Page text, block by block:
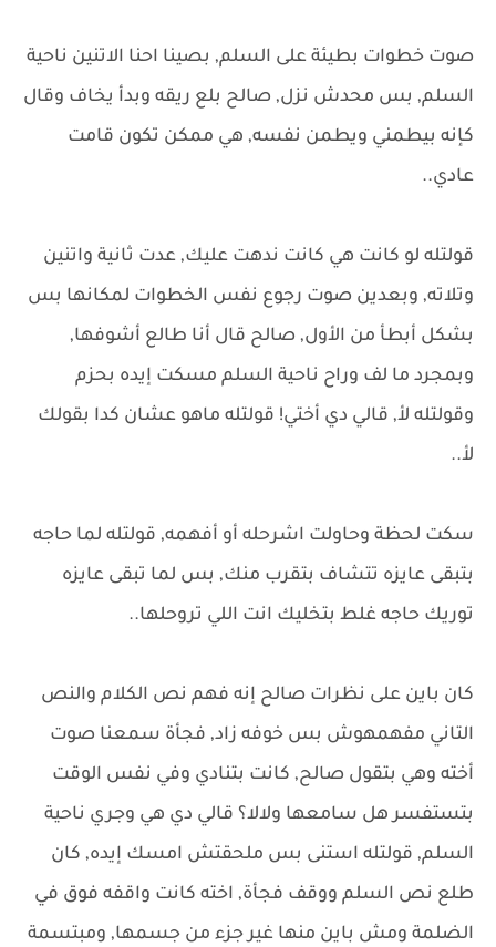
صوت خطوات بطيئة على السلم, بصينا احنا الاتنين ناحية
السلم, بس محدش نزل, صالح بلع ريقه وبدأ يخاف وقال
كإنه بيطمني ويطمن نفسه, هي ممكن تكون قامت
عادي..
قولتله لو كانت هي كانت ندهت عليك, عدت ثانية واتنين
وتلاته, وبعدين صوت رجوع نفس الخطوات لمكانها بس
بشكل أبطأ من الأول, صالح قال أنا طالع أشوفها,
وبمجرد ما لف وراح ناحية السلم مسكت إيده بحزم
وقولتله لأ, قالي دي أختي! قولتله ماهو عشان كدا بقولك
لأ..
سكت لحظة وحاولت اشرحله أو أفهمه, قولتله لما حاجه
بتبقى عايزه تتشاف بتقرب منك, بس لما تبقى عايزه
توريك حاجه غلط بتخليك انت اللي تروحلها..
كان باين على نظرات صالح إنه فهم نص الكلام والنص
التاني مفهمهوش بس خوفه زاد, فجأة سمعنا صوت
أخته وهي بتقول صالح, كانت بتنادي وفي نفس الوقت
بتستفسر هل سامعها ولالا؟ قالي دي هي وجري ناحية
السلم, قولتله استنى بس ملحقتش امسك إيده, كان
طلع نص السلم ووقف فجأة, اخته كانت واقفه فوق في
الضلمة ومش باين منها غير جزء من جسمها, ومبتسمة